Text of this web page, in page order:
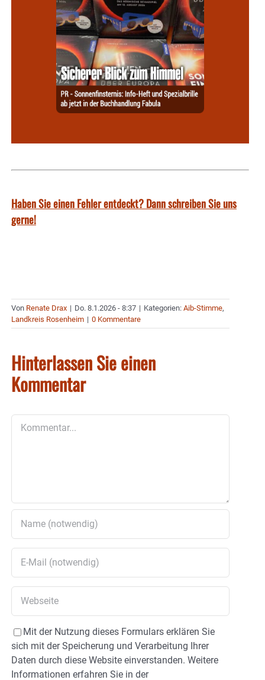
Haben Sie einen Fehler entdeckt? Dann schreiben Sie uns
gerne!
Von Renate Drax | Do. 8.1.2026 - 8:37 | Kategorien: Aib-Stimme,
Landkreis Rosenheim | 0 Kommentare
Hinterlassen Sie einen
Kommentar
Mit der Nutzung dieses Formulars erklären Sie
sich mit der Speicherung und Verarbeitung Ihrer
Daten durch diese Website einverstanden. Weitere
Informationen erfahren Sie in der